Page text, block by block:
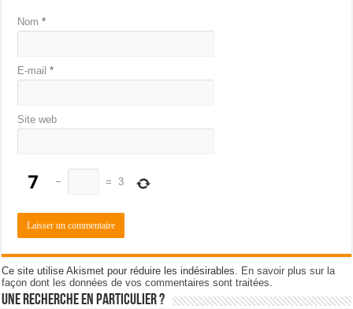
Nom*
E-mail*
Site web
− = 3
Ce site utilise Akismet pour réduire les indésirables. En savoir plus sur la
façon dont les données de vos commentaires sont traitées
Une recherche en particulier ?